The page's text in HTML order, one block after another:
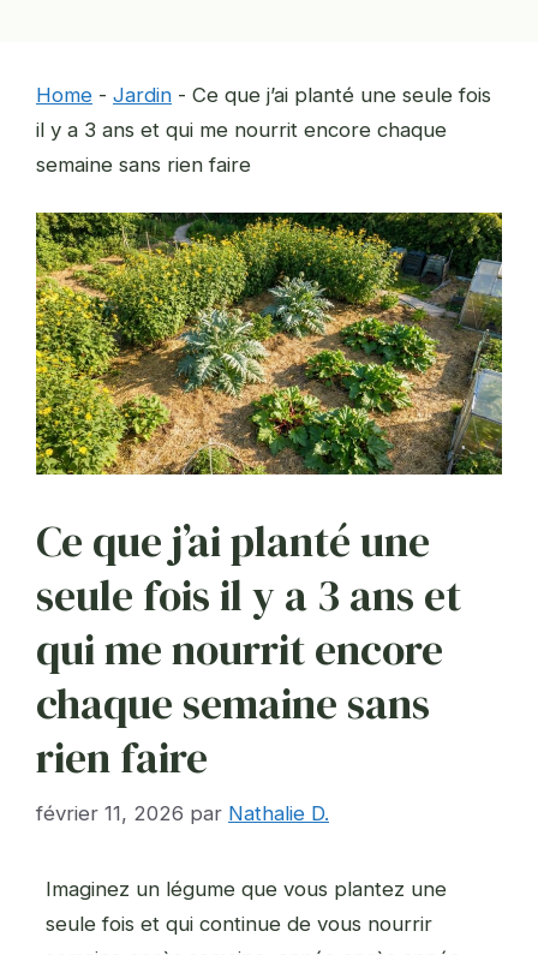
Home - Jardin - Ce que j’ai planté une seule fois
il y a 3 ans et qui me nourrit encore chaque
semaine sans rien faire
Ce que j’ai planté une
seule fois il y a 3 ans et
qui me nourrit encore
chaque semaine sans
rien faire
février 11, 2026 par Nathalie D.
Imaginez un légume que vous plantez une
seule fois et qui continue de vous nourrir